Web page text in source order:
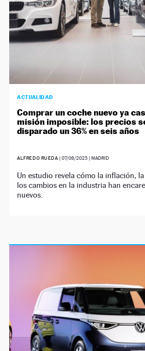
ACTUALIDAD
Comprar un coche nuevo ya
misión imposible: los precios
disparado un 36% en seis años
ALFREDO RUEDA | 07/08/2025| MADRID
Un estudio revela cómo la inflación,
los cambios en la industria han
nuevos.